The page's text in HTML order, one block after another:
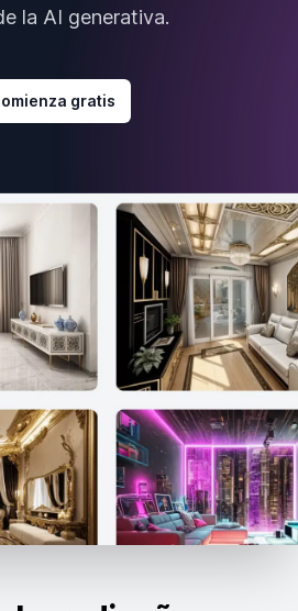
la AI generativa.
gratis